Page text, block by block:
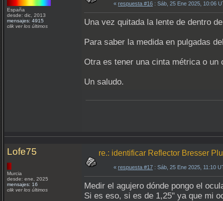
España
desde: dic, 2013
mensajes: 4915
clik ver los últimos
« respuesta #16 : Sáb, 25 Ene 2025, 10:06
Una vez quitada la lente de dentro
Para saber la medida en pulgadas
Otra es tener una cinta métrica o
Un saludo.
Lofe75
Murcia
desde: ene, 2025
mensajes: 16
clik ver los últimos
re.: identificar Reflector Bresser
« respuesta #17 : Sáb, 25 Ene 2025, 11:10
Medir el agujero dónde pongo el
Si es eso, si es de 1,25" ya que mi